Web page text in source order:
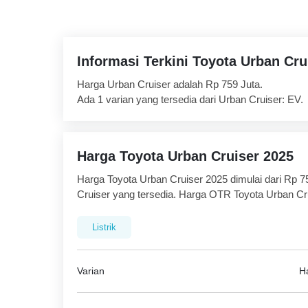
Informasi Terkini Toyota Urban
Harga Urban Cruiser adalah Rp 759 Juta.
Ada 1 varian yang tersedia dari Urban Cruiser: EV.
Fitur pendukung Kenyamanan & Kemudahan
Pemanas, Power Outlet, Engine Start Stop Button,
Cup Holder - belakang, Keyless Entry, Adaptive
AM/FM, Speaker depan, Speaker belakang,
Fitur eksterior termasuk Spion Lipat Elektrik, Kaca
Fitur keamanan Model mencakup Anti Lock
Harga Toyota Urban Cruiser 2025
Harga Toyota Urban Cruiser 2025 dimulai dari Rp
Cruiser yang tersedia. Harga OTR Toyota Urban
Listrik
Varian